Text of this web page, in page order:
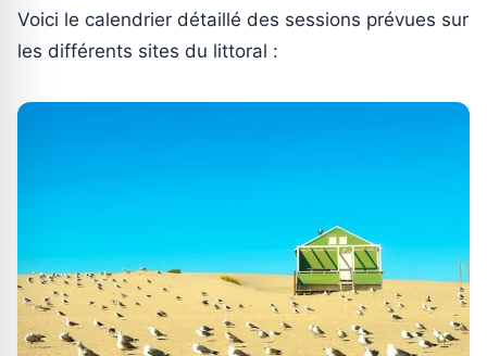
Voici le calendrier détaillé des sessions prévues sur
les différents sites du littoral :